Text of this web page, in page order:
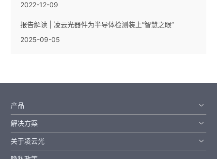
2022-12-09
报告解读 | 凌云光器件为半导体检测装上“智慧之眼”
2025-09-05
产品
解决方案
关于凌云光